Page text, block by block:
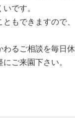
です。
もできますので、
わるご相談を毎日休
ご来園下さい。